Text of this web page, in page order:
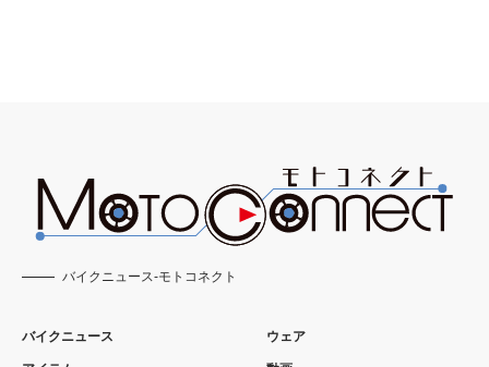
バイクニュース-モトコネクト
バイクニュース ウェア